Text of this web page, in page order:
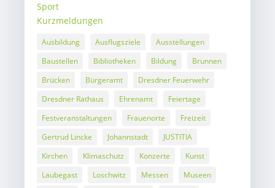
Sport
Kurzmeldungen
Ausbildung Ausflugsziele
Ausstellungen
Baustellen
Bibliotheken Bildung
Brunnen
Brücken
Bürgeramt
Dresdner Feuerwehr
Dresdner Rathaus
Ehrenamt
Feiertage
Festveranstaltungen
Frauenorte
Freizeit
Gertrud Lincke
Johannstadt
JUSTITIA
Kirchen
Klimaschutz Konzerte
Kunst
Laubegast
Loschwitz Messen
Museen